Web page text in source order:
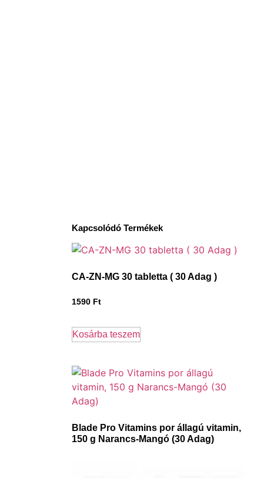
Kapcsolódó Termékek
CA-ZN-MG 30 tabletta ( 30 Adag )
1590 Ft
Kosárba teszem
Blade Pro Vitamins por állagú vitamin,
150 g Narancs-Mangó (30 Adag)